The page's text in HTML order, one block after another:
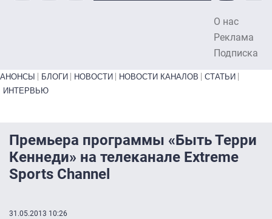
О нас
Реклама
Подписка
Primary links bottom
АНОНСЫ БЛОГИ НОВОСТИ НОВОСТИ КАНАЛОВ
СТАТЬИ
ИНТЕРВЬЮ
Премьера программы «Быть Терри
Кеннеди» на телеканале Extreme
Sports Channel
31.05.2013 10:26